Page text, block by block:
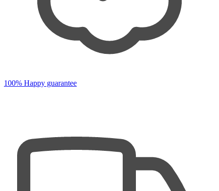
100% Happy guarantee